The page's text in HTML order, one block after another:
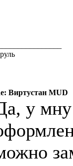
Виртустан MUD
у